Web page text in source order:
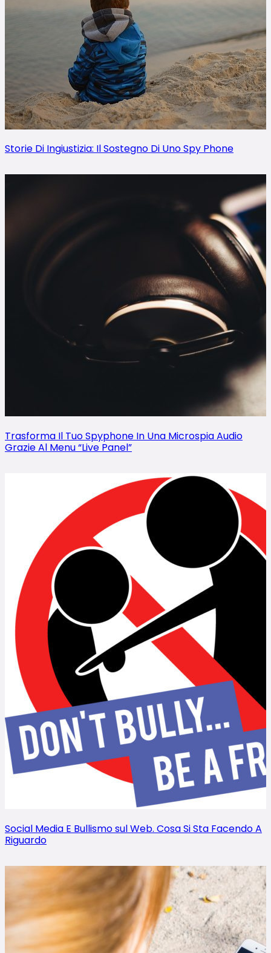
Storie Di Ingiustizia: Il Sostegno Di Uno Spy Phone
Trasforma Il Tuo Spyphone In Una Microspia Audio
Grazie Al Menu “Live Panel”
Social Media E Bullismo sul Web. Cosa Si Sta Facendo A
Riguardo